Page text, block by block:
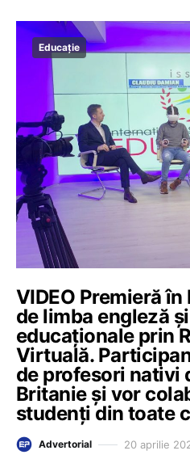
Educație
VIDEO Premieră
de limba engleză
educaționale prin
Virtuală.
de profesori nativi
Britanie și vor
studenți din toate
Advertorial 20 aprilie